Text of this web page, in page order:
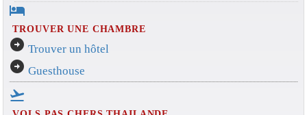
hotel
TROUVER UNE CHAMBRE
arrow_circle_right Trouver un hôtel
arrow_circle_right Guesthouse
flight_takeoff